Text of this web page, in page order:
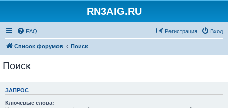
RN3AIG.RU
FAQ Вход
Регистрация
Список форумов Поиск
Поиск
ЗАПРОС
Ключевые слова: